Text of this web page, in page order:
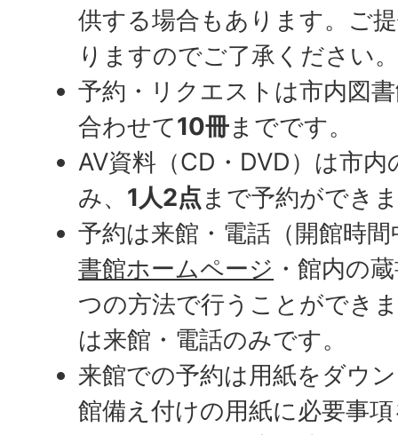
供する場合もあります。ご
りますのでご了承ください
予約・リクエストは市内図
合わせて10冊までです。
AV資料（CD・DVD）は市
み、 1人2点まで予約ができ
予約は来館・電話（開館時
書館ホームページ ・館内の
つの方法で行うことができ
は来館・電話のみです。
来館での予約は用紙をダウ
館備え付けの用紙に必要事